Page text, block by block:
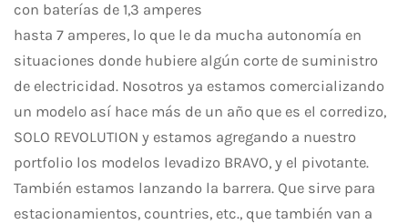
con baterías de 1,3 amperes
hasta 7 amperes, lo que le da mucha autonomía en
situaciones donde hubiere algún corte de suministro
de electricidad. Nosotros ya estamos comercializando
un modelo así hace más de un año que es el corredizo,
SOLO REVOLUTION y estamos agregando a nuestro
portfolio los modelos levadizo BRAVO, y el pivotante.
También estamos lanzando la barrera. Que sirve para
estacionamientos, countries, etc., que también van a